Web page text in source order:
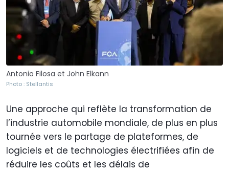
Antonio Filosa et John Elkann
Photo : Stellantis
Une approche qui reflète la transformation de
l’industrie automobile mondiale, de plus en plus
tournée vers le partage de plateformes, de
logiciels et de technologies électrifiées afin de
réduire les coûts et les délais de